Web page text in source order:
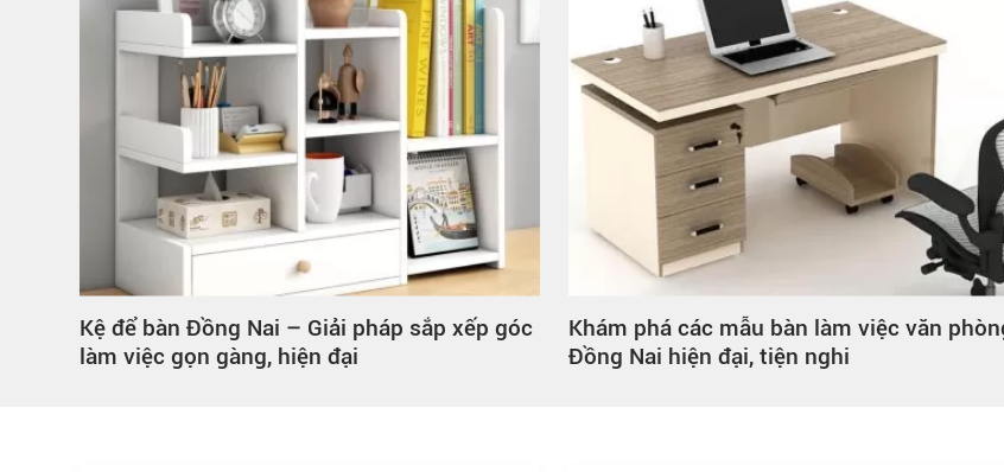
Khám phá các mẫu bàn làm việc văn phòng
Đồng Nai hiện đại, tiện nghi
Tủ bếp hiện đại Đồng Nai – Thiết kế sang
trọng, chuẩn xu hướng mới